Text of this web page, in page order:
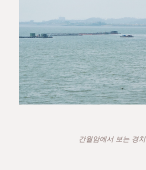
간월암에서 보는 경치